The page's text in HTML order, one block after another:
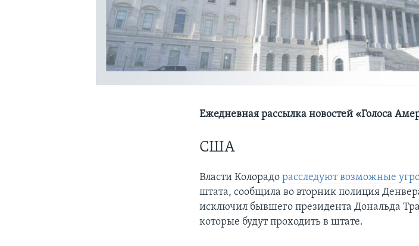
Ежедневная рассылка новостей «Голоса
США
Власти Колорадорасследуют возможные
штата, сообщила во вторник полиция
исключил бывшего президента Дональда
которые будут проходить в штате.